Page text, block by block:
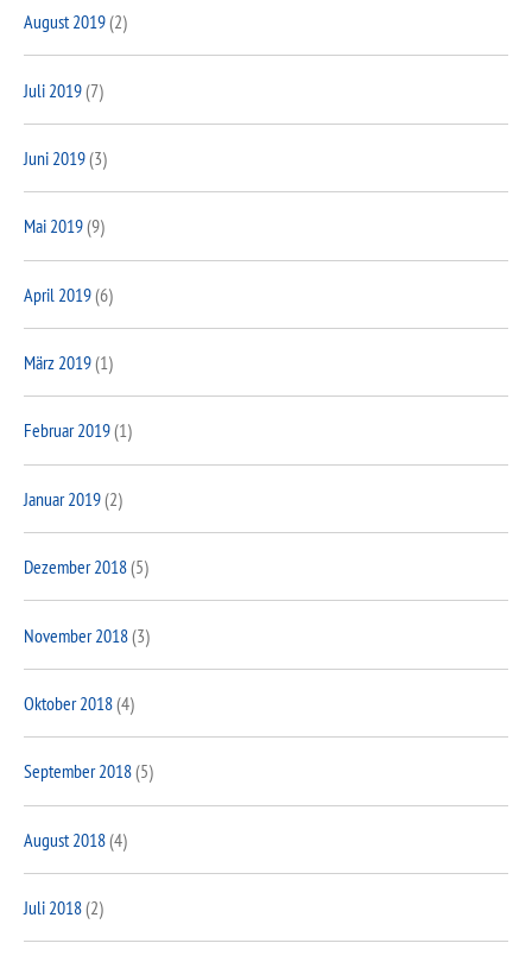
August 2019(2)
Juli 2019(7)
Juni 2019(3)
Mai 2019(9)
April 2019(6)
März 2019(1)
Februar 2019(1)
Januar 2019(2)
Dezember 2018(5)
November 2018(3)
Oktober 2018(4)
September 2018(5)
August 2018(4)
Juli 2018(2)